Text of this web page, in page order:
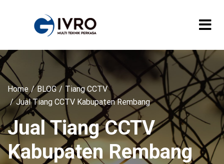
Home BLOG
Tiang CCTV
Jual Tiang CCTV Kabupaten Rembang
Jual Tiang CCTV
Kabupaten Rembang